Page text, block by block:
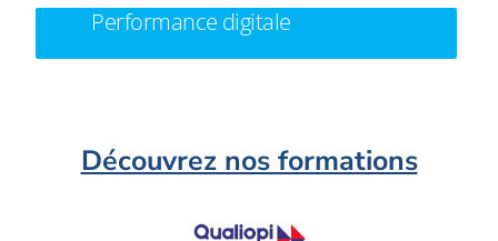
Performance digitale
Découvrez nos formations